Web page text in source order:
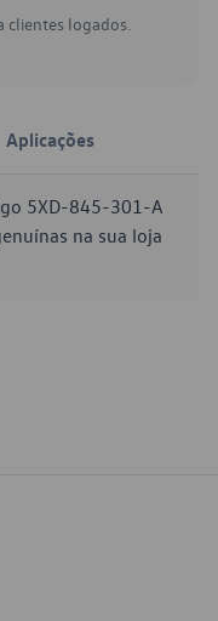
clientes logados.
Aplicações
5XD-845-301-A
na sua loja